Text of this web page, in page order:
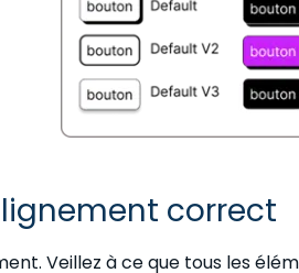
correct
Veillez à ce que tous les